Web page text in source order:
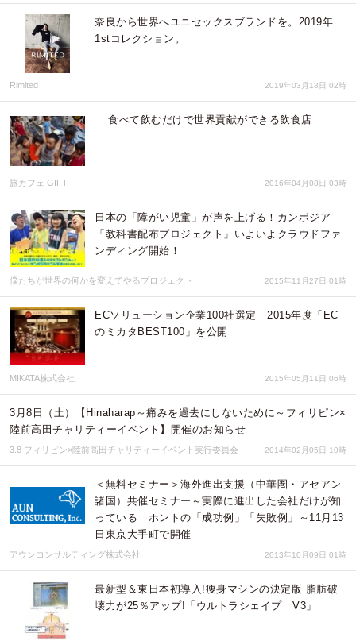
奈良から世界へユニセックスブランドを。2019年
1stコレクション。
Rimited 2019年03月18日 02時
食べて飲むだけで世界貢献ができる飲食店
旅カフェ GIFT 2016年04月08日 03時
日本の「障がい児童」が声を上げる！カンボジア
「教科書配布プロジェクト」いよいよクラウドファ
ンディング開始！
僕たちが世界の何かを変えてやるプロジェクト 2015年11月27日 01時
ECソリューション企業100社選定 2015年度「EC
のミカタBEST100」を公開
MIKATA株式会社 2015年05月11日 06時
3月8日（土）【Hinaharap～痛みを過去にしないために～フィリピン×
陸前高田チャリティーイベント】開催のお知らせ
3.8 フィリピン×陸前高田チャリティーイベント実行委員会 2014年02月05日 10時
＜無料セミナー＞海外進出支援（中華圏・アセアン
諸国）共催セミナー～実際に進出した会社だけが知
っている ホントの「成功例」「失敗例」～11月13
日東京大手町で開催
アウンコンサルティング株式会社 2013年10月09日 01時
最新型＆東日本初導入!痩身マシンの決定版 脂肪破
壊力が25％アップ!「ウルトラシェイプ V3」